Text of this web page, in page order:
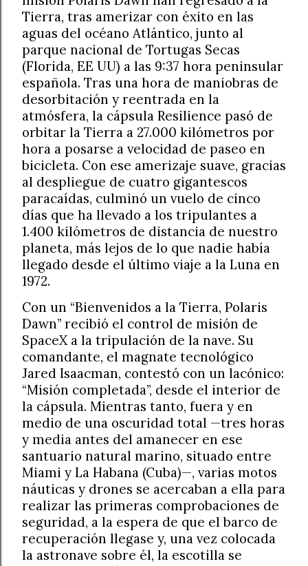
Tierra, tras amerizar con éxito en las
aguas del océano Atlántico, junto al
parque nacional de Tortugas Secas
(Florida, EE UU) a las 9:37 hora peninsular
española. Tras una hora de maniobras de
desorbitación y reentrada en la
atmósfera, la cápsula Resilience pasó de
orbitar la Tierra a 27.000 kilómetros por
hora a posarse a velocidad de paseo en
bicicleta. Con ese amerizaje suave, gracias
al despliegue de cuatro gigantescos
paracaídas, culminó un vuelo de cinco
días que ha llevado a los tripulantes a
1.400 kilómetros de distancia de nuestro
planeta, más lejos de lo que nadie había
llegado desde el último viaje a la Luna en
1972.
Con un “Bienvenidos a la Tierra, Polaris
Dawn” recibió el control de misión de
SpaceX a la tripulación de la nave. Su
comandante, el magnate tecnológico
Jared Isaacman, contestó con un lacónico:
“Misión completada”, desde el interior de
la cápsula. Mientras tanto, fuera y en
medio de una oscuridad total —tres horas
y media antes del amanecer en ese
santuario natural marino, situado entre
Miami y La Habana (Cuba)—, varias motos
náuticas y drones se acercaban a ella para
realizar las primeras comprobaciones de
seguridad, a la espera de que el barco de
recuperación llegase y, una vez colocada
la astronave sobre él, la escotilla se